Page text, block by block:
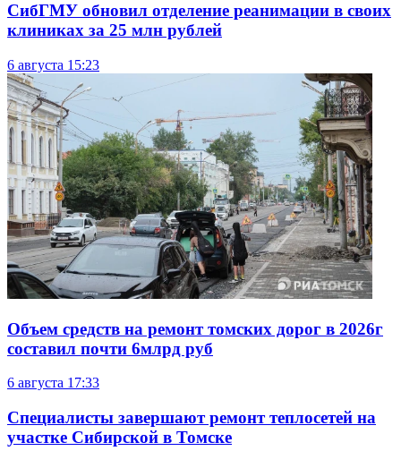
СибГМУ обновил отделение реанимации в своих
клиниках за 25 млн рублей
6 августа 15:23
Объем средств на ремонт томских дорог в 2026г
составил почти 6млрд руб
6 августа 17:33
Специалисты завершают ремонт теплосетей на
участке Сибирской в Томске